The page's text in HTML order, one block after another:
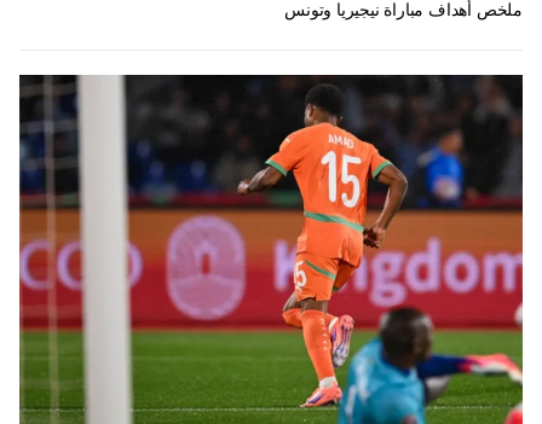
ملخص أهداف مباراة نيجيريا وتونس